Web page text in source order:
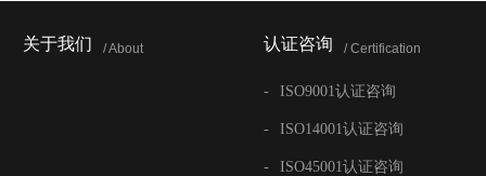
关于我们 / About 认证咨询 / Certification
- ISO9001认证咨询
- ISO14001认证咨询
- ISO45001认证咨询